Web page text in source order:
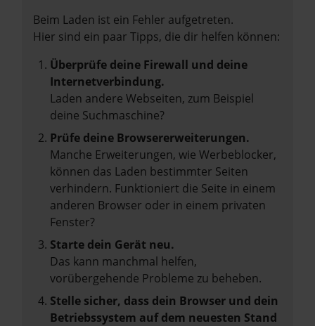
Beim Laden ist ein Fehler aufgetreten.
Hier sind ein paar Tipps, die dir helfen können:
Überprüfe deine Firewall und deine
Internetverbindung.
Laden andere Webseiten, zum Beispiel
deine Suchmaschine?
Prüfe deine Browsererweiterungen.
Manche Erweiterungen, wie Werbeblocker,
können das Laden bestimmter Seiten
verhindern. Funktioniert die Seite in einem
anderen Browser oder in einem privaten
Fenster?
Starte dein Gerät neu.
Das kann manchmal helfen,
vorübergehende Probleme zu beheben.
Stelle sicher, dass dein Browser und dein
Betriebssystem auf dem neuesten Stand